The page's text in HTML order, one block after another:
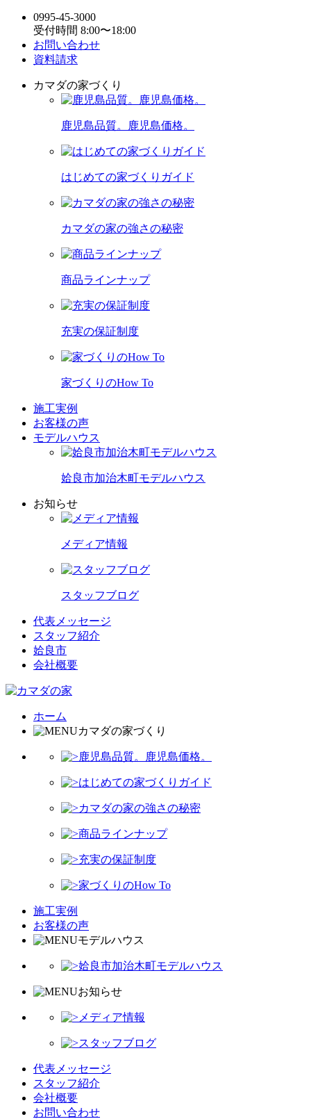
0995-45-3000
受付時間 8:00〜18:00
お問い合わせ
資料請求
カマダの家づくり
鹿児島品質。鹿児島価格。
はじめての家づくりガイド
カマダの家の強さの秘密
商品ラインナップ
充実の保証制度
家づくりのHow To
施工実例
お客様の声
モデルハウス
姶良市加治木町モデルハウス
お知らせ
メディア情報
スタッフブログ
代表メッセージ
スタッフ紹介
姶良市
会社概要
ホーム
カマダの家づくり
鹿児島品質。鹿児島価格。
はじめての家づくりガイド
カマダの家の強さの秘密
商品ラインナップ
充実の保証制度
家づくりのHow To
施工実例
お客様の声
モデルハウス
姶良市加治木町モデルハウス
お知らせ
メディア情報
スタッフブログ
代表メッセージ
スタッフ紹介
会社概要
お問い合わせ